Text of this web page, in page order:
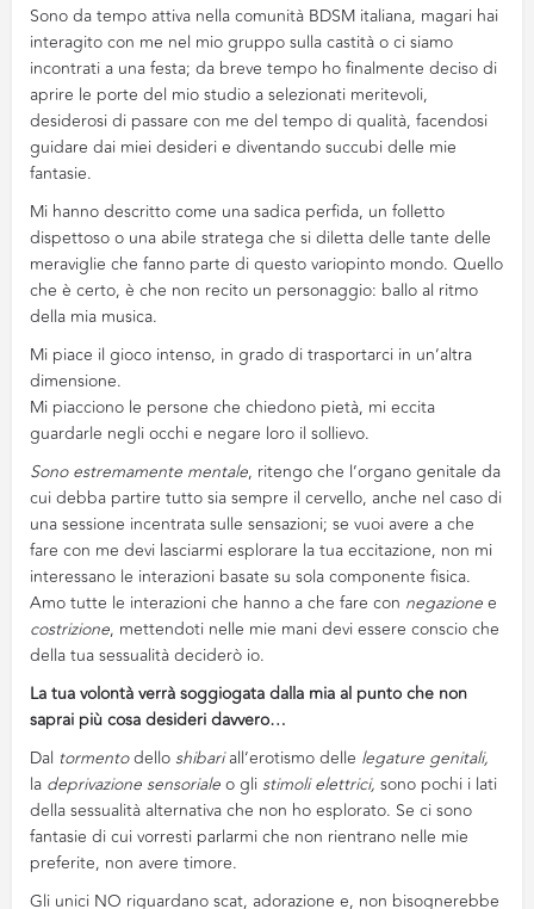
Sono da tempo attiva nella comunità BDSM italiana, magari hai
interagito con me nel mio gruppo sulla castità o ci siamo
incontrati a una festa; da breve tempo ho finalmente deciso di
aprire le porte del mio studio a selezionati meritevoli,
desiderosi di passare con me del tempo di qualità, facendosi
guidare dai miei desideri e diventando succubi delle mie
fantasie.
Mi hanno descritto come una sadica perfida, un folletto
dispettoso o una abile stratega che si diletta delle tante delle
meraviglie che fanno parte di questo variopinto mondo. Quello
che è certo, è che non recito un personaggio: ballo al ritmo
della mia musica.
Mi piace il gioco intenso, in grado di trasportarci in un’altra
dimensione.
Mi piacciono le persone che chiedono pietà, mi eccita
guardarle negli occhi e negare loro il sollievo.
Sono estremamente mentale, ritengo che l’organo genitale da
cui debba partire tutto sia sempre il cervello, anche nel caso di
una sessione incentrata sulle sensazioni; se vuoi avere a che
fare con me devi lasciarmi esplorare la tua eccitazione, non mi
interessano le interazioni basate su sola componente fisica.
Amo tutte le interazioni che hanno a che fare con negazionee
costrizione, mettendoti nelle mie mani devi essere conscio che
della tua sessualità deciderò io.
La tua volontà verrà soggiogata dalla mia al punto che non
saprai più cosa desideri davvero…
Dal tormentodello shibariall’erotismo delle legature genitali,
la deprivazione sensorialeo gli stimoli elettrici, sono pochi i lati
della sessualità alternativa che non ho esplorato. Se ci sono
fantasie di cui vorresti parlarmi che non rientrano nelle mie
preferite, non avere timore.
Gli unici NO riguardano scat, adorazione e, non bisognerebbe